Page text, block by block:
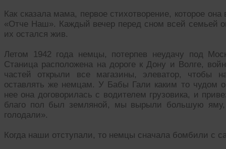
Как сказала мама, первое стихотворение, которое
«Отче Наш». Каждый вечер перед сном всей семьей
их остался жив.
Летом 1942 года немцы, потерпев неудачу под
Станица расположена на дороге к Дону и Волге,
частей открыли все магазины, элеватор, чтобы
оставлять же немцам. У Бабы Гали каким то чудом
нее она договорилась с водителем грузовика, и
благо пол был земляной, мы вырыли большую яму,
голодали».
Когда наши отступали, то немцы сначала бомбили с